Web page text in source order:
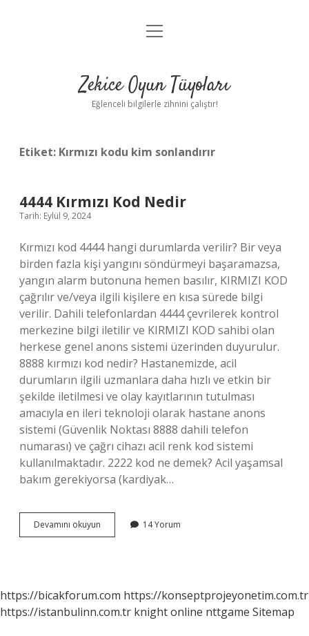
Anasayfa
Yasal Uyarı
menüyü
Zekice Oyun Tüyoları
Eğlenceli bilgilerle zihnini çalıştır!
Etiket: Kırmızı kodu kim sonlandırır
4444 Kırmızı Kod Nedir
Tarih: Eylül 9, 2024
Kırmızı kod 4444 hangi durumlarda verilir? Bir veya
birden fazla kişi yangını söndürmeyi başaramazsa,
yangın alarm butonuna hemen basılır, KIRMIZI KOD
çağrılır ve/veya ilgili kişilere en kısa sürede bilgi
verilir. Dahili telefonlardan 4444 çevrilerek kontrol
merkezine bilgi iletilir ve KIRMIZI KOD sahibi olan
herkese genel anons sistemi üzerinden duyurulur.
8888 kırmızı kod nedir? Hastanemizde, acil
durumların ilgili uzmanlara daha hızlı ve etkin bir
şekilde iletilmesi ve olay kayıtlarının tutulması
amacıyla en ileri teknoloji olarak hastane anons
sistemi (Güvenlik Noktası 8888 dahili telefon
numarası) ve çağrı cihazı acil renk kod sistemi
kullanılmaktadır. 2222 kod ne demek? Acil yaşamsal
bakım gerekiyorsa (kardiyak…
Devamını okuyun
Kırmızı
14 Yorum
https://bicakforum.com https://konseptprojeyonetim.com.tr
https://istanbulinn.com.tr knight online nttgame Sitemap